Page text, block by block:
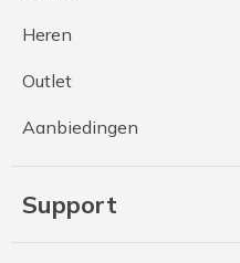
Heren
Outlet
Aanbiedingen
Support